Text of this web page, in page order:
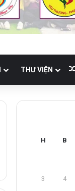
THƯ VIỆN
H B
3 4